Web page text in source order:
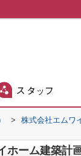
> 株式会社エムワ
ホーム建築計